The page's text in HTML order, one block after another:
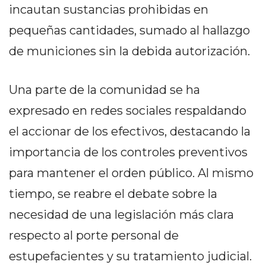
Y
CAMPANA
DE
NOTICIAS
DE
DE
LA
COLÓN
(BUENOS
AIRES)
EL
incautan sustancias prohibidas en
pequeñas cantidades, sumado al hallazgo
de municiones sin la debida autorización.
Una parte de la comunidad se ha
expresado en redes sociales respaldando
el accionar de los efectivos, destacando la
importancia de los controles preventivos
para mantener el orden público. Al mismo
tiempo, se reabre el debate sobre la
necesidad de una legislación más clara
respecto al porte personal de
estupefacientes y su tratamiento judicial.